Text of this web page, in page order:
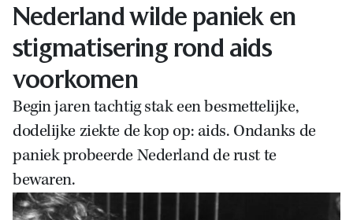
Nederland wilde paniek en
stigmatisering rond aids
voorkomen
Begin jaren tachtig stak een besmettelijke,
dodelijke ziekte de kop op: aids. Ondanks de
paniek probeerde Nederland de rust te
bewaren.